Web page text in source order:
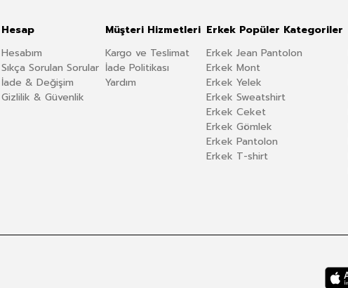
Hesap
Hesabım
Sıkça Sorulan Sorular
İade & Değişim
Gizlilik & Güvenlik
Müşteri Hizmetleri
Kargo ve Teslimat
İade Politikası
Yardım
Erkek Popüler Kategoriler
Erkek Jean Pantolon
Erkek Mont
Erkek Yelek
Erkek Sweatshirt
Erkek Ceket
Erkek Gömlek
Erkek Pantolon
Erkek T-shirt